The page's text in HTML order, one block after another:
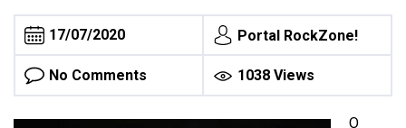
17/07/2020 Portal RockZone!
No Comments 1038 Views
O